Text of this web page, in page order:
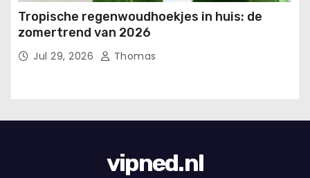
Tropische regenwoudhoekjes in huis: de
zomertrend van 2026
Jul 29, 2026 Thomas
vipned.nl